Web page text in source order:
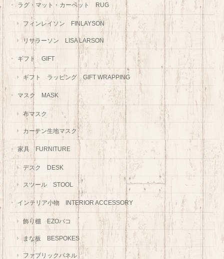
ラグ・マット・カーペット RUG
フィンレイソン FINLAYSON
リサラーソン LISA LARSON
ギフト GIFT
ギフト ラッピング GIFT WRAPPING
マスク MASK
布マスク
カーテン生地マスク
家具 FURNITURE
デスク DESK
スツール STOOL
インテリア小物 INTERIOR ACCESSORY
飾り棚 EZOバコ
まな板 BESPOKES
ファブリックパネル